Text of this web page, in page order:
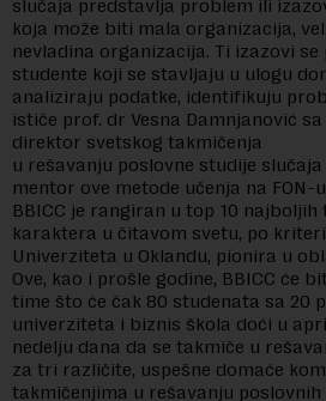
slučaja predstavlja problem ili
koja može biti mala organizacija,
nevladina organizacija. Ti izazovi
studente koji se stavljaju u ulogu
analiziraju podatke, identifikuju
ističe prof. dr Vesna Damnjanović
direktor svetskog takmičenja
u rešavanju poslovne studije
mentor ove metode učenja na FON-
BBICC je rangiran u top 10 najboljih
karaktera u čitavom svetu, po
Univerziteta u Oklandu, pionira u
Ove, kao i prošle godine, BBICC će
time što će čak 80 studenata sa 20
univerziteta i biznis škola doći u
nedelju dana da se takmiče u
za tri različite, uspešne domaće
takmičenjima u rešavanju